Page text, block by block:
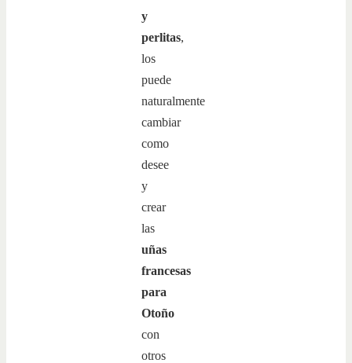
y
perlitas,
los
puede
naturalmente
cambiar
como
desee
y
crear
las
uñas
francesas
para
Otoño
con
otros